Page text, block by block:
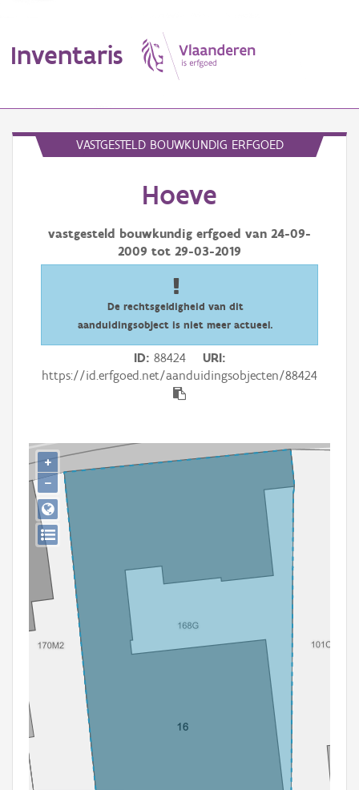
Inventaris
Aanduidingsobject
Waarneming
Persoon of collectief
Aanmelden
VASTGESTELD BOUWKUNDIG ERFGOED
Hoeve
vastgesteld bouwkundig erfgoed van 24-09-
2009 tot 29-03-2019
De rechtsgeldigheid van dit
aanduidingsobject is niet meer actueel.
ID 88424
URI
https://id.erfgoed.net/aanduidingsobjecten/88424
+
−